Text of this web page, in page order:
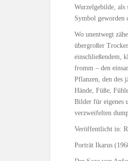
Wurzelgebilde, als
Symbol geworden
Wo unentwegt
übergroßer
einschließendem,
fromm – den
Pflanzen, den des
Hände, Füße,
Bilder für eigenes
verzweifelten
Veröffentlicht in:
Porträt Ikarus